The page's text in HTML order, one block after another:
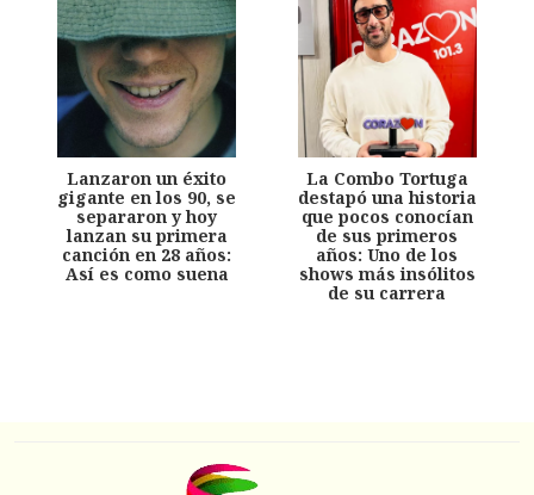
Lanzaron un éxito
gigante en los 90, se
separaron y hoy
lanzan su primera
canción en 28 años:
Así es como suena
La Combo Tortuga
destapó una historia
que pocos conocían
de sus primeros
años: Uno de los
shows más insólitos
de su carrera